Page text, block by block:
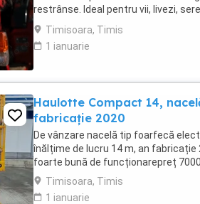
restrânse. Ideal pentru vii, livezi,
alegi Mitsubishi MTU26R ...
Timisoara, Timis
1 ianuarie
Haulotte Compact 14,
fabricație 2020
De vânzare nacelă tip foarfecă
înălțime de lucru 14 m, an
foarte bună de funcționarepreț
Timisoara, Timis
1 ianuarie